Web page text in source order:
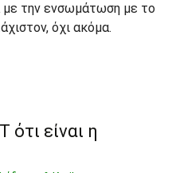
με την ενσωμάτωση με το
όχι ακόμα.
ότι είναι η